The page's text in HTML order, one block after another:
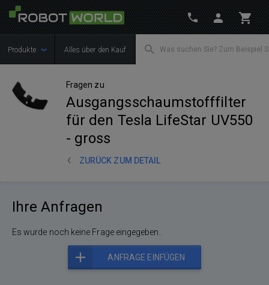
Produkte Alles über den Kauf
Fragen zu
Ausgangsschaumstofffilter
für den Tesla LifeStar UV550
- gross
ZURÜCK ZUM DETAIL
Ihre Anfragen
Es wurde noch keine Frage eingegeben.
ANFRAGE EINFÜGEN